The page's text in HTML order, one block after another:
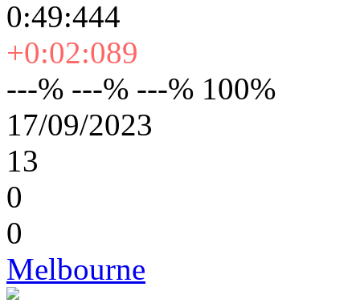
0:49:444
+0:02:089
---% ---% ---% 100%
17/09/2023
13
0
0
Melbourne